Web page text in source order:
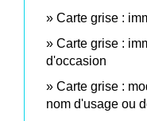
Carte grise :
Carte grise :
d'occasion
Carte grise :
nom d'usage ou